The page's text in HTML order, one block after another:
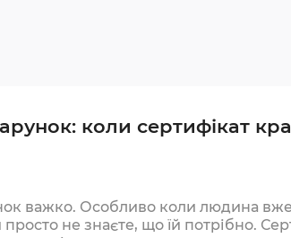
коли сертифікат
важко. Особливо коли людина
не знаєте, що їй потрібно.